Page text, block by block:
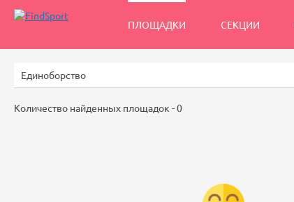
ПЛОЩАДКИ СЕКЦИИ
Количество найденных площадок -0